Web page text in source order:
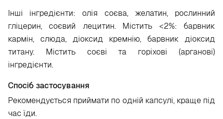
Інші інгредієнти: олія соєва, желатин, рослинний
гліцерин, соєвий лецитин. Містить <2%: барвник
кармін, слюда, діоксид кремнію, барвник діоксид
титану. Містить соєві та горіхові (арганові)
інгредієнти.
Спосіб застосування
Рекомендується приймати по одній капсулі, краще під
час їди.